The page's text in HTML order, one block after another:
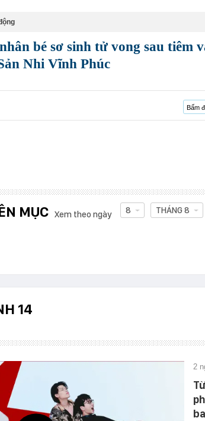
bé sơ sinh tử vong sau tiêm
Nhi Vĩnh Phúc
Bấm
MỤC Xem theo ngày 8 THÁNG 8
14
2